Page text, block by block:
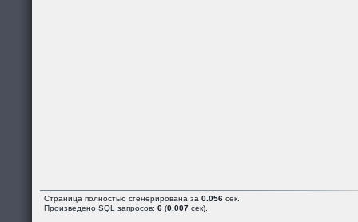
Страница полностью сгенерирована за 0.056 сек.
Произведено SQL запросов: 6 (0.007 сек).